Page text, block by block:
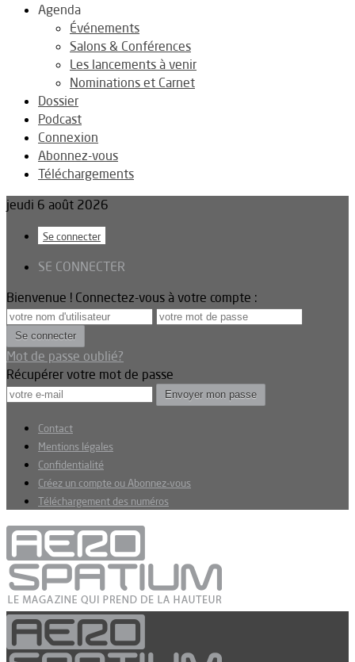
Agenda
Événements
Salons & Conférences
Les lancements à venir
Nominations et Carnet
Dossier
Podcast
Connexion
Abonnez-vous
Téléchargements
jeudi 6 août 2026
Se connecter
SE CONNECTER
Bienvenue ! Connectez-vous à votre compte :
Mot de passe oublié?
Récupérer votre mot de passe
Contact
Mentions légales
Confidentialité
Créez un compte ou Abonnez-vous
Téléchargement des numéros